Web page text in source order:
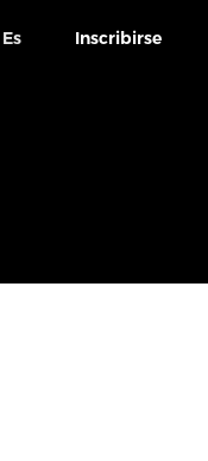
Es Inscribirse